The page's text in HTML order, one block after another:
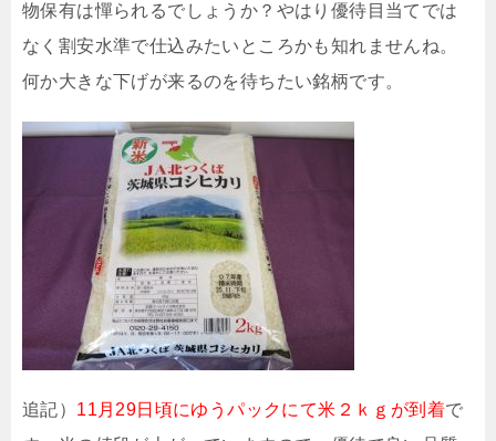
物保有は憚られるでしょうか？やはり優待目当てでは
なく割安水準で仕込みたいところかも知れませんね。
何か大きな下げが来るのを待ちたい銘柄です。
追記） 11月29日頃にゆうパックにて米２ｋｇが到着で